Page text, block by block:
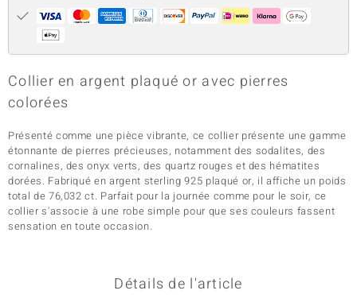
Collier en argent plaqué or avec pierres
colorées
Présenté comme une pièce vibrante, ce collier présente une gamme
étonnante de pierres précieuses, notamment des sodalites, des
cornalines, des onyx verts, des quartz rouges et des hématites
dorées. Fabriqué en argent sterling 925 plaqué or, il affiche un poids
total de 76,032 ct. Parfait pour la journée comme pour le soir, ce
collier s'associe à une robe simple pour que ses couleurs fassent
sensation en toute occasion.
Détails de l'article